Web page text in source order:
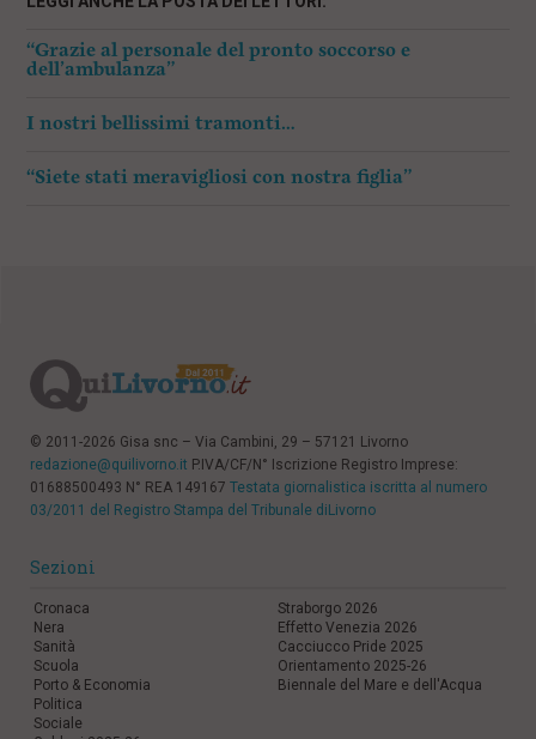
“Grazie al personale del pronto soccorso e
dell’ambulanza”
I nostri bellissimi tramonti…
“Siete stati meravigliosi con nostra figlia”
© 2011-2026 Gisa snc – Via Cambini, 29 – 57121 Livorno
redazione@quilivorno.it P.IVA/CF/N° Iscrizione Registro Imprese:
01688500493 N° REA 149167 Testata giornalistica iscritta al numero
03/2011 del Registro Stampa del Tribunale diLivorno
Sezioni
Cronaca
Nera
Sanità
Scuola
Porto & Economia
Politica
Sociale
Straborgo 2026
Effetto Venezia 2026
Cacciucco Pride 2025
Orientamento 2025-26
Biennale del Mare e dell'Acqua